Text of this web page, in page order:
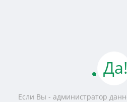
Да!
Если Вы - администратор